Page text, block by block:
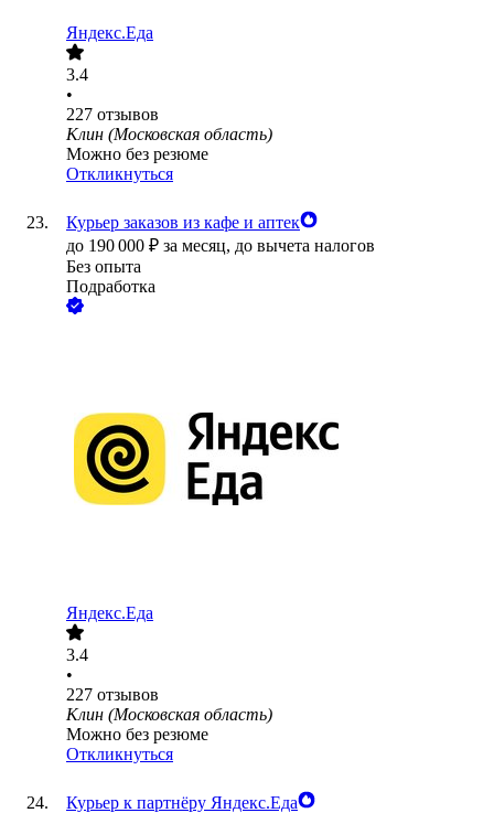
Яндекс.Еда
3.4
•
227 отзывов
Клин (Московская область)
Можно без резюме
Откликнуться
Курьер заказов из кафе и аптек
до 190 000 ₽ за месяц, до вычета налогов
Без опыта
Подработка
Яндекс.Еда
3.4
•
227 отзывов
Клин (Московская область)
Можно без резюме
Откликнуться
Курьер к партнёру Яндекс.Еда